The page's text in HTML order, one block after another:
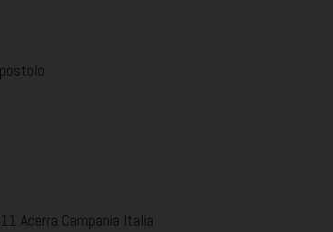
Acerra Campania Italia